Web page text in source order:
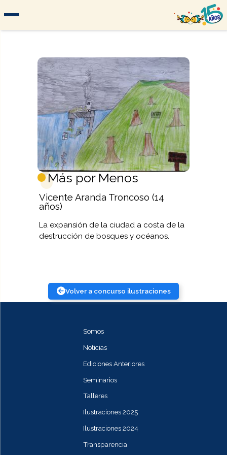
Volver a concurso ilustraciones
Más por Menos
Vicente Aranda Troncoso (14
años)
La expansión de la ciudad a costa de la
destrucción de bosques y océanos.
Somos
Noticias
Ediciones Anteriores
Seminarios
Talleres
Ilustraciones 2025
Ilustraciones 2024
Transparencia